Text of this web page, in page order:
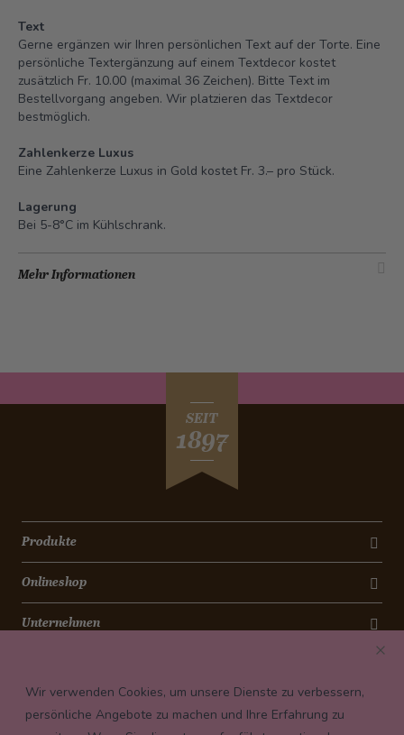
Text
Gerne ergänzen wir Ihren persönlichen Text auf der Torte. Eine
persönliche Textergänzung auf einem Textdecor kostet
zusätzlich Fr. 10.00 (maximal 36 Zeichen). Bitte Text im
Bestellvorgang angeben. Wir platzieren das Textdecor
bestmöglich.
Zahlenkerze Luxus
Eine Zahlenkerze Luxus in Gold kostet Fr. 3.– pro Stück.
Lagerung
Bei 5-8°C im Kühlschrank.
Mehr Informationen
SEIT
1897
Produkte
Onlineshop
Unternehmen
Wir verwenden Cookies, um unsere Dienste zu verbessern,
persönliche Angebote zu machen und Ihre Erfahrung zu